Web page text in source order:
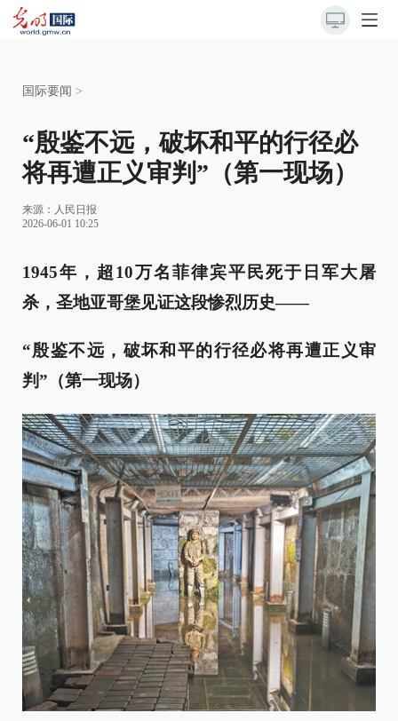
国际要闻 >
“殷鉴不远，破坏和平的行径必
将再遭正义审判”（第一现场）
来源： 人民日报
2026-06-01 10:25
1945年，超10万名菲律宾平民死于日军大屠
杀，圣地亚哥堡见证这段惨烈历史——
“殷鉴不远，破坏和平的行径必将再遭正义审
判”（第一现场）